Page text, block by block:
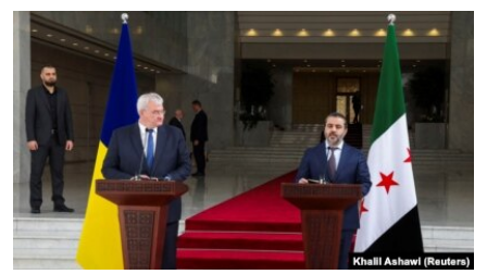
СПОРТ
УКРАЇНА
ТИ ЯК?
СХЕМИ
ПРИАЗОВ’Я
КИТАЙ.ВИКЛИКИ
МУЛЬТИМЕДІА
ФОТО
СПЕЦПРОЄКТИ